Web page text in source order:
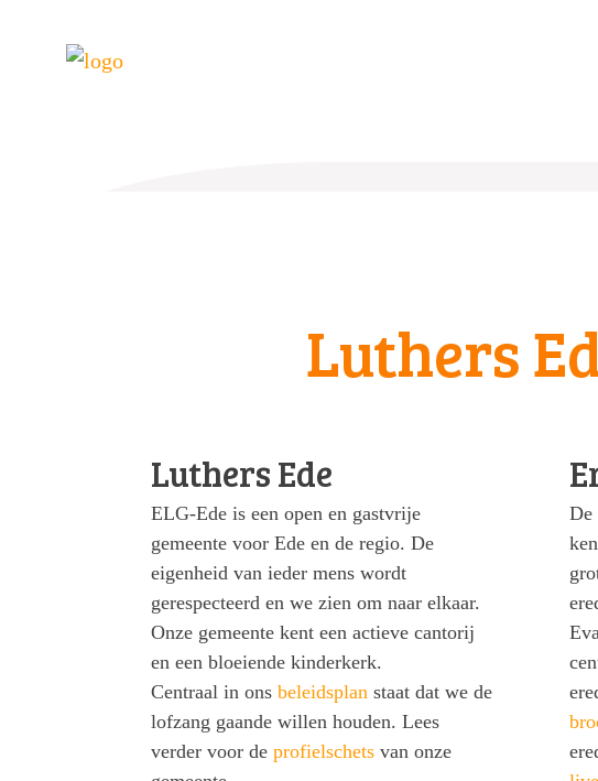
Luthers
Luthers Ede
ELG-Ede is een open en gastvrije
gemeente voor Ede en de regio. De
eigenheid van ieder mens wordt
gerespecteerd en we zien om naar elkaar.
Onze gemeente kent een actieve cantorij
en een bloeiende kinderkerk.
Centraal in ons beleidsplan staat dat we de
lofzang gaande willen houden. Lees
verder voor de profielschets van onze
De